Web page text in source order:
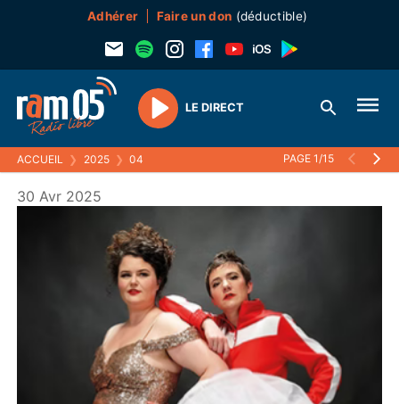
Adhérer Faire un don (déductible)
Play
LE DIRECT
ACCUEIL ❯ 2025 ❯ 04 PAGE 1/15
30 Avr 2025